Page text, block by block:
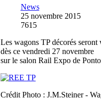
News
25 novembre 2015
7615
Les wagons TP décorés seront
dès ce vendredi 27 novembre
sur le salon Rail Expo de
Crédit Photo : J.M.Steiner -